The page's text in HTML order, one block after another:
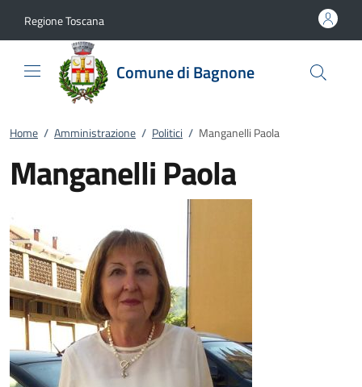
Regione Toscana
Comune di Bagnone
Home / Amministrazione / Politici / Manganelli Paola
Manganelli Paola